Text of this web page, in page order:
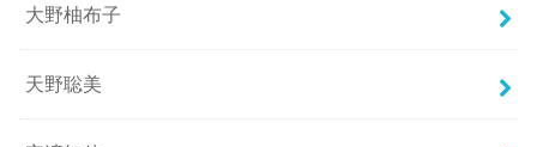
大野柚布子
天野聡美